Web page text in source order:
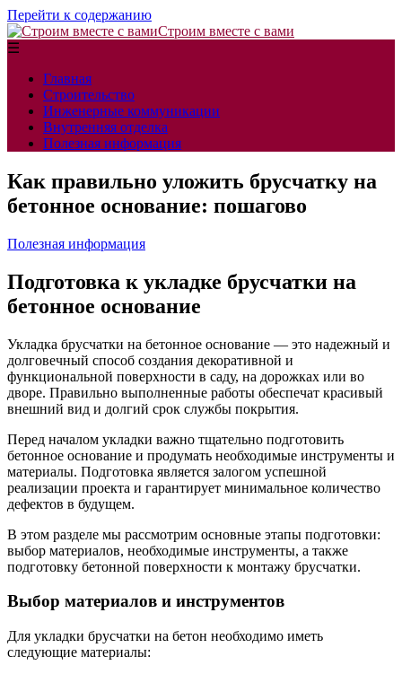
Перейти к содержанию
Строим вместе с вами
☰
Главная
Строительство
Инженерные коммуникации
Внутренняя отделка
Полезная информация
Как правильно уложить брусчатку на
бетонное основание: пошагово
Полезная информация
Подготовка к укладке брусчатки на
бетонное основание
Укладка брусчатки на бетонное основание — это надежный и
долговечный способ создания декоративной и
функциональной поверхности в саду, на дорожках или во
дворе. Правильно выполненные работы обеспечат красивый
внешний вид и долгий срок службы покрытия.
Перед началом укладки важно тщательно подготовить
бетонное основание и продумать необходимые инструменты и
материалы. Подготовка является залогом успешной
реализации проекта и гарантирует минимальное количество
дефектов в будущем.
В этом разделе мы рассмотрим основные этапы подготовки:
выбор материалов, необходимые инструменты, а также
подготовку бетонной поверхности к монтажу брусчатки.
Выбор материалов и инструментов
Для укладки брусчатки на бетон необходимо иметь
следующие материалы: